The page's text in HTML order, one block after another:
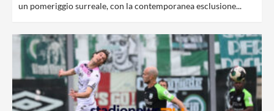
un pomeriggio surreale, con la contemporanea esclusione...